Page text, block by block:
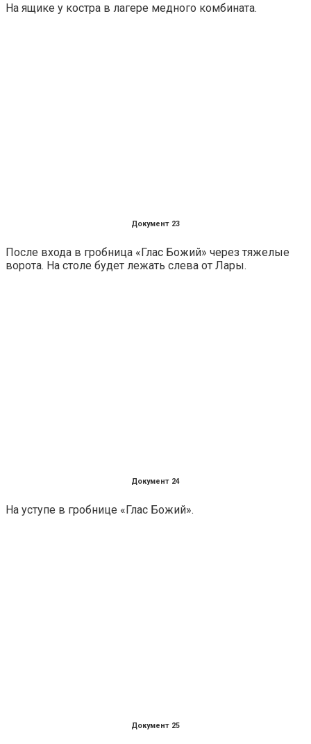
На ящике у костра в лагере медного комбината.
Документ 23
После входа в гробница «Глас Божий» через тяжелые
ворота. На столе будет лежать слева от Лары.
Документ 24
На уступе в гробнице «Глас Божий».
Документ 25